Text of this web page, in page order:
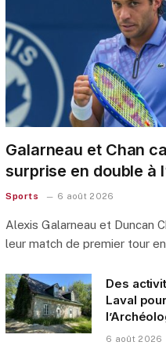
Galarneau et Chan
surprise en double à
Sports 6 août 2026
Alexis Galarneau et Duncan
leur match de premier tour
Des
Laval
6 août 2026